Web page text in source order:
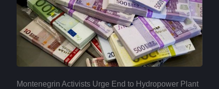
Montenegrin Activists Urge End to Hydropower Plant